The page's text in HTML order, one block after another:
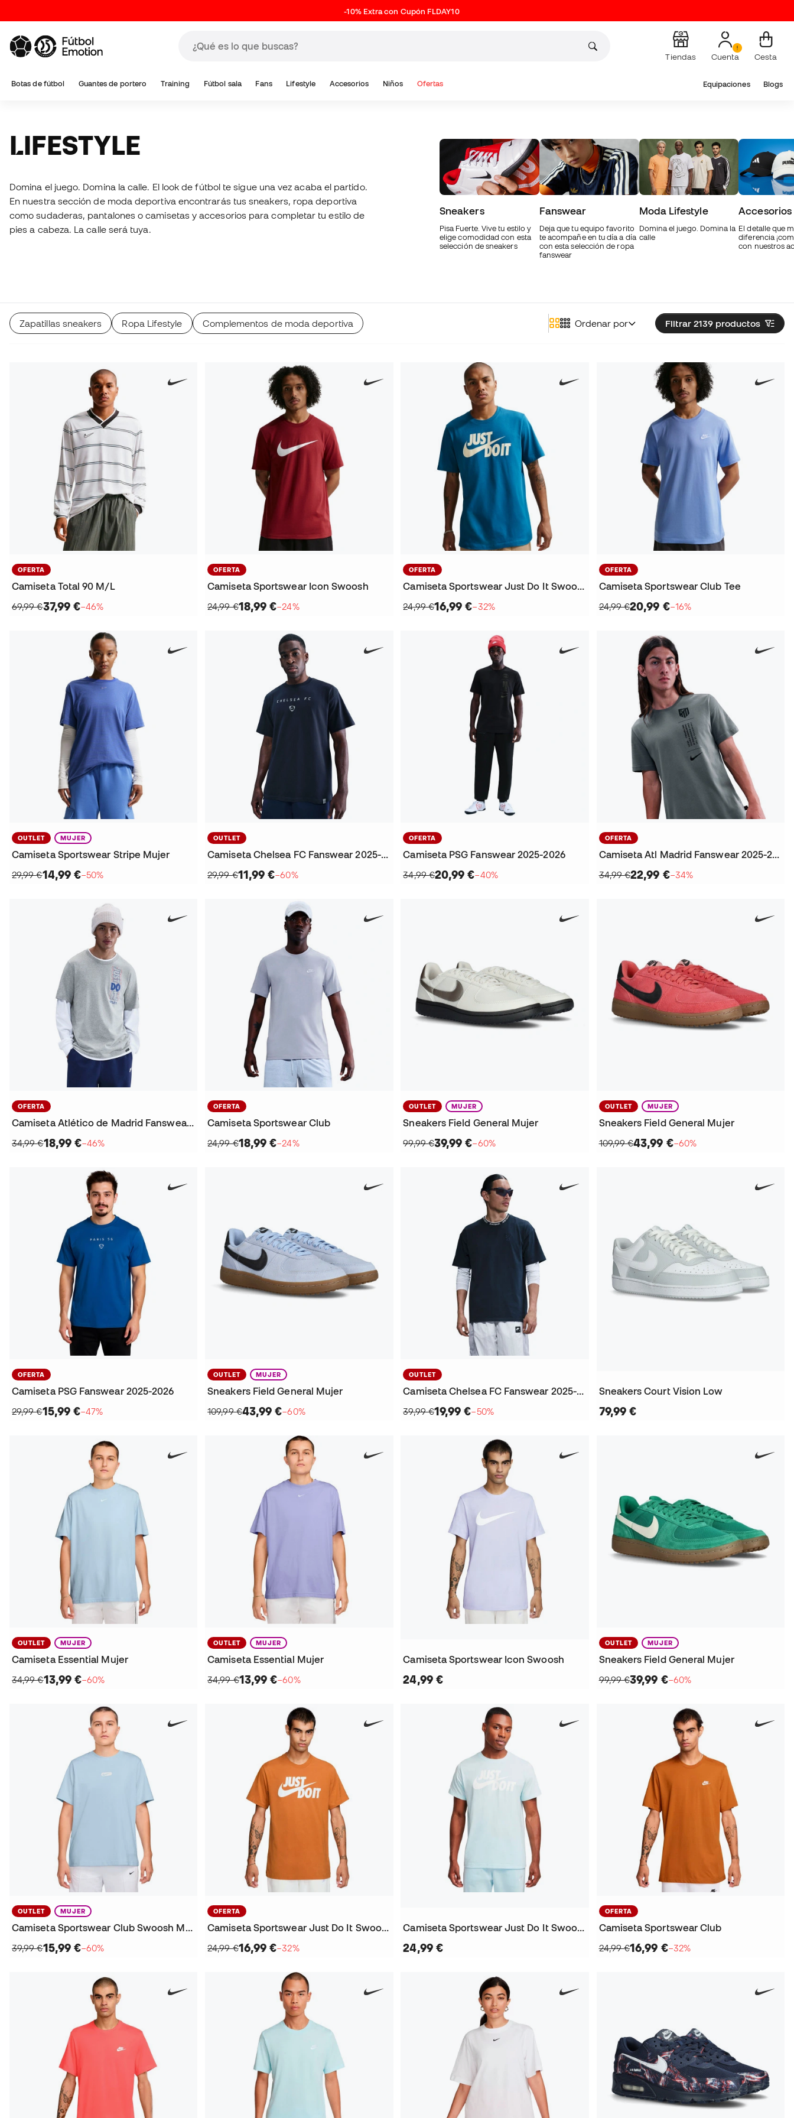
-10% Extra con Cupón FLDAY10
Tiendas Cuenta Cesta
Botas de fútbol Guantes de portero Training Fútbol sala Fans Lifestyle Accesorios Niños Ofertas Equipaciones Blogs
LIFESTYLE
Domina el juego. Domina la calle. El look de fútbol te sigue una vez acaba el partido.
En nuestra sección de moda deportiva encontrarás tus sneakers, ropa deportiva
como sudaderas, pantalones o camisetas y accesorios para completar tu estilo de
pies a cabeza. La calle será tuya.
Sneakers
Pisa Fuerte. Vive tu estilo y
elige comodidad con esta
selección de sneakers
Fanswear
Deja que tu equipo favorito
te acompañe en tu día a día
con esta selección de ropa
fanswear
Moda Lifestyle
Domina el juego. Domina la
calle
Accesorios
El detalle que
diferencia
con nuestros
Filtrar 2139 productos
Ordenar por
Zapatillas sneakers Ropa Lifestyle Complementos de moda deportiva
OFERTA
Camiseta Total 90 M/L
69,99 €37,99 €−46%
OFERTA
Camiseta Sportswear Icon Swoosh
24,99 €18,99 €−24%
OFERTA
Camiseta Sportswear Just Do It Swoosh
24,99 €16,99 €−32%
OFERTA
Camiseta Sportswear Club Tee
24,99 €20,99 €−16%
OUTLET MUJER
Camiseta Sportswear Stripe Mujer
29,99 €14,99 €−50%
OUTLET
Camiseta Chelsea FC Fanswear 2025-2026
29,99 €11,99 €−60%
OFERTA
Camiseta PSG Fanswear 2025-2026
34,99 €20,99 €−40%
OFERTA
Camiseta Atl Madrid Fanswear 2025-2026
34,99 €22,99 €−34%
OFERTA
Camiseta Atlético de Madrid Fanswear 2025-2026
34,99 €18,99 €−46%
OFERTA
Camiseta Sportswear Club
24,99 €18,99 €−24%
OUTLET MUJER
Sneakers Field General Mujer
99,99 €39,99 €−60%
OUTLET MUJER
Sneakers Field General Mujer
109,99 €43,99 €−60%
OFERTA
Camiseta PSG Fanswear 2025-2026
29,99 €15,99 €−47%
OUTLET MUJER
Sneakers Field General Mujer
109,99 €43,99 €−60%
OUTLET
Camiseta Chelsea FC Fanswear 2025-2026
39,99 €19,99 €−50%
Sneakers Court Vision Low
79,99 €
OUTLET MUJER
Camiseta Essential Mujer
34,99 €13,99 €−60%
OUTLET MUJER
Camiseta Essential Mujer
34,99 €13,99 €−60%
Camiseta Sportswear Icon Swoosh
24,99 €
OUTLET MUJER
Sneakers Field General Mujer
99,99 €39,99 €−60%
OUTLET MUJER
Camiseta Sportswear Club Swoosh Mujer
39,99 €15,99 €−60%
OFERTA
Camiseta Sportswear Just Do It Swoosh
24,99 €16,99 €−32%
Camiseta Sportswear Just Do It Swoosh
24,99 €
OFERTA
Camiseta Sportswear Club
24,99 €16,99 €−32%